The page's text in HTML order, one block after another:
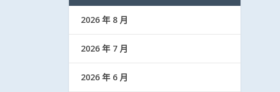
2026 年 8 月
2026 年 7 月
2026 年 6 月